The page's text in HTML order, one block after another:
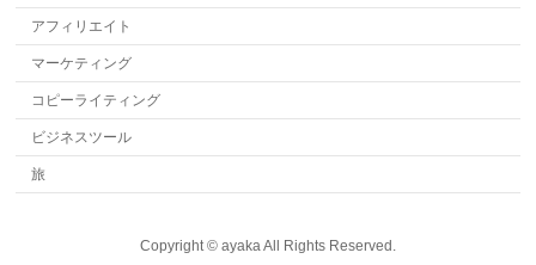
アフィリエイト
マーケティング
コピーライティング
ビジネスツール
旅
Copyright © ayakaAll Rights Reserved.